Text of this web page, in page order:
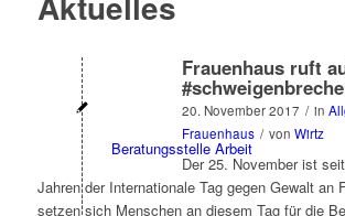
Beratungsstelle Arbeit
Frauenhaus ruft
20. November 2017 / in
Frauenhaus / von Wirtz
Der 25. November ist
Jahren der Internationale Tag gegen Gewalt an
setzen sich Menschen an diesem Tag für die